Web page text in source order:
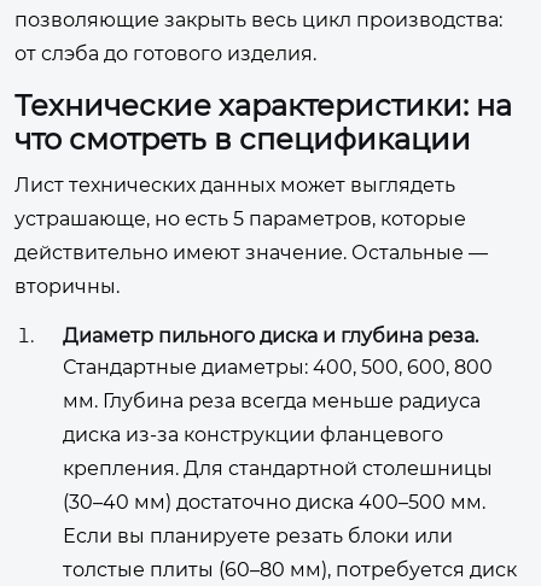
позволяющие закрыть весь цикл производства:
от слэба до готового изделия.
Технические характеристики: на
что смотреть в спецификации
Лист технических данных может выглядеть
устрашающе, но есть 5 параметров, которые
действительно имеют значение. Остальные —
вторичны.
Диаметр пильного диска и глубина реза.
Стандартные диаметры: 400, 500, 600, 800
мм. Глубина реза всегда меньше радиуса
диска из-за конструкции фланцевого
крепления. Для стандартной столешницы
(30–40 мм) достаточно диска 400–500 мм.
Если вы планируете резать блоки или
толстые плиты (60–80 мм), потребуется диск